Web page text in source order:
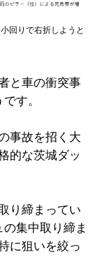
回りで右折しようと
と車の衝突事
す。
事故を招く大
的な茨城ダッ
り締まってい
集中取り締ま
に狙いを絞っ